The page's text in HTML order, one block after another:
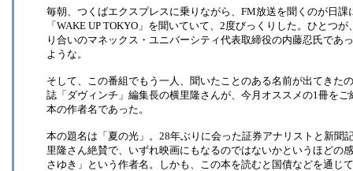
毎朝、つくばエクスプレスに乗りながら、FM放送を聞くのが日課
「WAKE UP TOKYO」を聞いていて、2度びっくりした。ひとつ
り合いのマネックス・ユニバーシティ代表取締役の内藤忍氏であ
ような。
そして、この番組でもう一人、聞いたことのある名前が出てきた
誌「ダヴィンチ」編集長の横里隆さんが、今月オススメの1冊を
本の作者名であった。
本の題名は「夏の光」。28年ぶりに会った証券アナリストと新聞
里隆さん絶賛で、いずれ映画にもなるのではないかというほどの
さゆき」という作者名。しかも、この本を読むと国債などを通じ